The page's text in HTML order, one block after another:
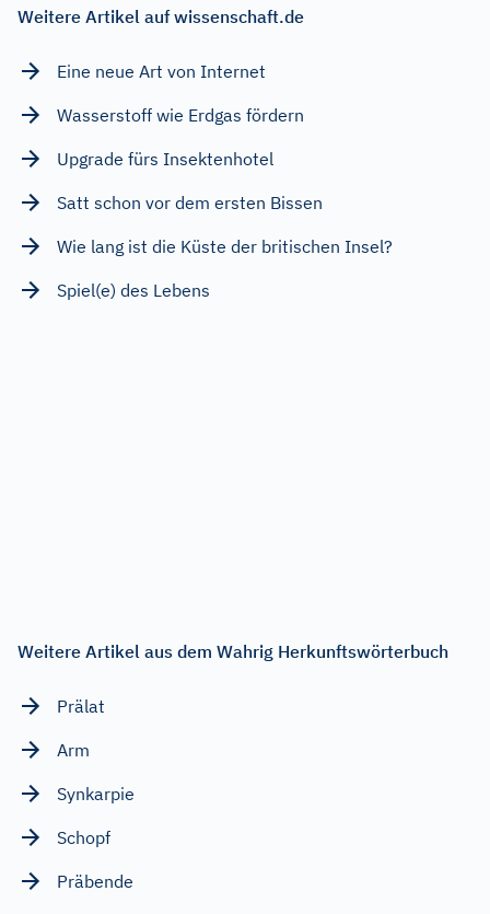
Weitere Artikel auf wissenschaft.de
Eine neue Art von Internet
Wasserstoff wie Erdgas fördern
Upgrade fürs Insektenhotel
Satt schon vor dem ersten Bissen
Wie lang ist die Küste der britischen Insel?
Spiel(e) des Lebens
Weitere Artikel aus dem Wahrig Herkunftswörterbuch
Prälat
Arm
Synkarpie
Schopf
Präbende